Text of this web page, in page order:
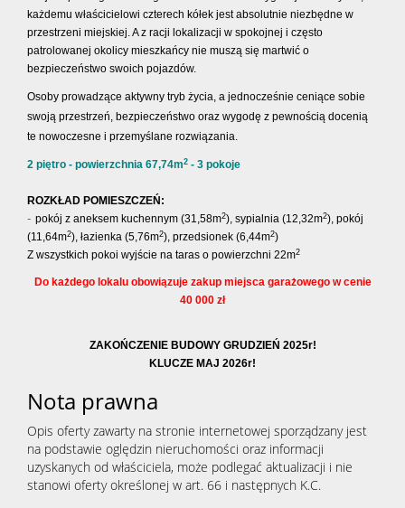
każdemu właścicielowi czterech kółek jest absolutnie niezbędne w
przestrzeni miejskiej. A z racji lokalizacji w spokojnej i często
patrolowanej okolicy mieszkańcy nie muszą się martwić o
bezpieczeństwo swoich pojazdów.
Osoby prowadzące aktywny tryb życia, a jednocześnie ceniące sobie
swoją przestrzeń, bezpieczeństwo oraz wygodę z pewnością docenią
te nowoczesne i przemyślane rozwiązania.
2 piętro - powierzchnia 67,74m2 - 3 pokoje
ROZKŁAD POMIESZCZEŃ:
- pokój z aneksem kuchennym (31,58m2), sypialnia (12,32m2), pokój
(11,64m2), łazienka (5,76m2), przedsionek (6,44m2)
Z wszystkich pokoi wyjście na taras o powierzchni 22m2
Do każdego lokalu obowiązuje zakup miejsca garażowego w cenie
40 000 zł
ZAKOŃCZENIE BUDOWY GRUDZIEŃ 2025r!
KLUCZE MAJ 2026r!
Nota prawna
Opis oferty zawarty na stronie internetowej sporządzany jest
na podstawie oględzin nieruchomości oraz informacji
uzyskanych od właściciela, może podlegać aktualizacji i nie
stanowi oferty określonej w art. 66 i następnych K.C.